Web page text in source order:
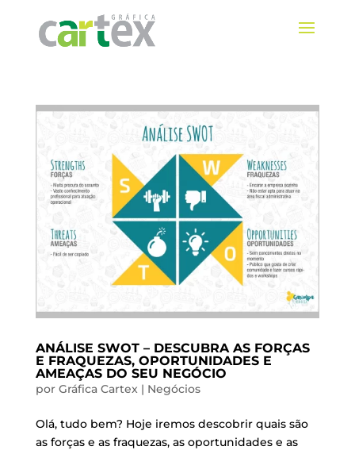
ANÁLISE SWOT – DESCUBRA AS FORÇAS
E FRAQUEZAS, OPORTUNIDADES E
AMEAÇAS DO SEU NEGÓCIO
por Gráfica Cartex| Negócios
Olá, tudo bem? Hoje iremos descobrir quais são
as forças e as fraquezas, as oportunidades e as